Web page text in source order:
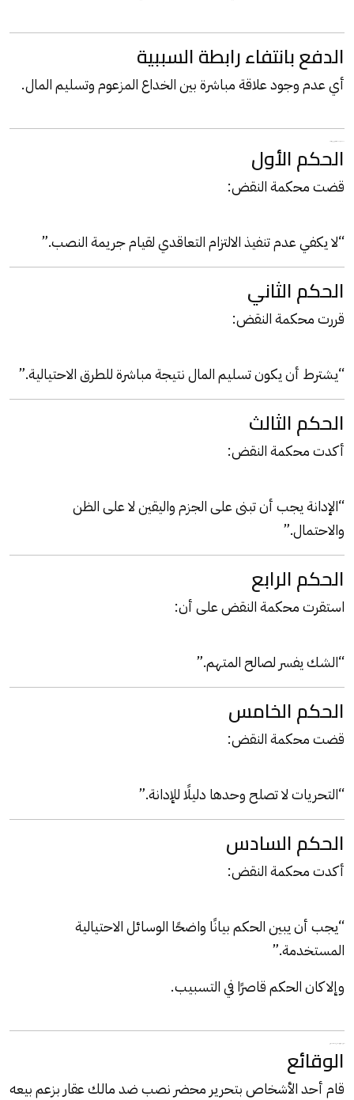
الدفع بانتفاء رابطة السببية
أي عدم وجود علاقة مباشرة بين الخداع المزعوم وتسليم المال.
الحكم الأول
قضت محكمة النقض:
“لا يكفي عدم تنفيذ الالتزام التعاقدي لقيام جريمة النصب.”
الحكم الثاني
قررت محكمة النقض:
“يشترط أن يكون تسليم المال نتيجة مباشرة للطرق الاحتيالية.”
الحكم الثالث
أكدت محكمة النقض:
“الإدانة يجب أن تبنى على الجزم واليقين لا على الظن
والاحتمال.”
الحكم الرابع
استقرت محكمة النقض على أن:
“الشك يفسر لصالح المتهم.”
الحكم الخامس
قضت محكمة النقض:
“التحريات لا تصلح وحدها دليلًا للإدانة.”
الحكم السادس
أكدت محكمة النقض:
“يجب أن يبين الحكم بيانًا واضحًا الوسائل الاحتيالية
المستخدمة.”
وإلا كان الحكم قاصرًا في التسبيب.
الوقائع
قام أحد الأشخاص بتحرير محضر نصبضد مالك عقار بزعم بيعه